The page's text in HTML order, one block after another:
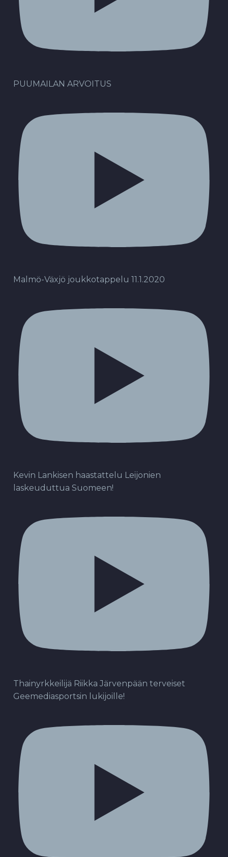
PUUMAILAN ARVOITUS
Malmö-Växjö joukkotappelu 11.1.2020
Kevin Lankisen haastattelu Leijonien
laskeuduttua Suomeen!
Thainyrkkeilijä Riikka Järvenpään terveiset
Geemediasportsin lukijoille!